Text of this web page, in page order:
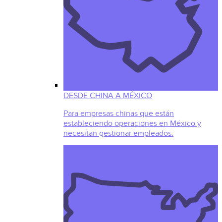
DESDE CHINA A MÉXICO
Para empresas chinas que están
estableciendo operaciones en México y
necesitan gestionar empleados.